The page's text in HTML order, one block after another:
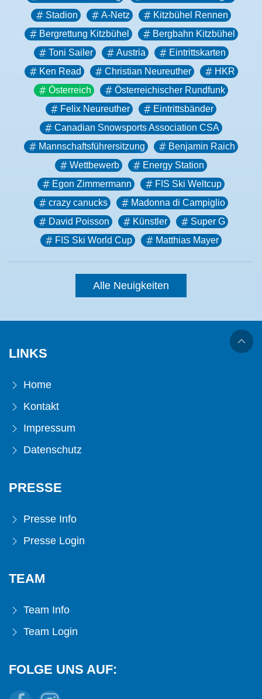
Stadion
A-Netz
Kitzbühel Rennen
Bergrettung Kitzbühel
Bergbahn Kitzbühel
Toni Sailer
Austria
Eintrittskarten
Ken Read
Christian Neureuther
HKR
Österreich
Österreichischer Rundfunk
Felix Neureuther
Eintrittsbänder
Canadian Snowsports Association CSA
Mannschaftsführersitzung
Benjamin Raich
Wettbewerb
Energy Station
Egon Zimmermann
FIS Ski Weltcup
crazy canucks
Madonna di Campiglio
David Poisson
Künstler
Super G
FIS Ski World Cup
Matthias Mayer
Alle Neuigkeiten
LINKS
Home
Kontakt
Impressum
Datenschutz
PRESSE
Presse Info
Presse Login
TEAM
Team Info
Team Login
FOLGE UNS AUF: